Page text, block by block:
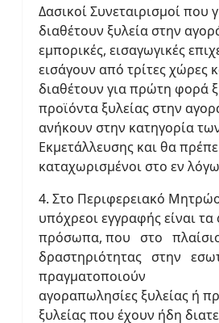
Δασικοί Συνεταιρισμοί
διαθέτουν ξυλεία στην
εμπορικές, εισαγωγικές
εισάγουν από τρίτες χώρες
διαθέτουν για πρώτη φορά
προϊόντα ξυλείας στην
ανήκουν στην κατηγορία
Εκμετάλλευσης και θα
καταχωρισμένοι στο εν
4. Στο Περιφερειακό
υπόχρεοι εγγραφής είναι
πρόσωπα, που στο
δραστηριότητας στην
πραγματοποιούν
αγοραπωλησίες ξυλείας ή
ξυλείας που έχουν ήδη